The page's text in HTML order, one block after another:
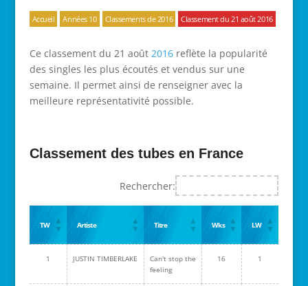
Accueil Années 10 Classements de 2016 Classement du 21 août 2016
Ce classement du 21 août 2016reflète la popularité
des singles les plus écoutés et vendus sur une
semaine. Il permet ainsi de renseigner avec la
meilleure représentativité possible.
Classement des tubes en France
Rechercher:
TW Artiste Titre Wks LW
1 JUSTIN TIMBERLAKE
Can't stop the
feeling
16 1